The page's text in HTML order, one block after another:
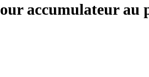
accumulateur au